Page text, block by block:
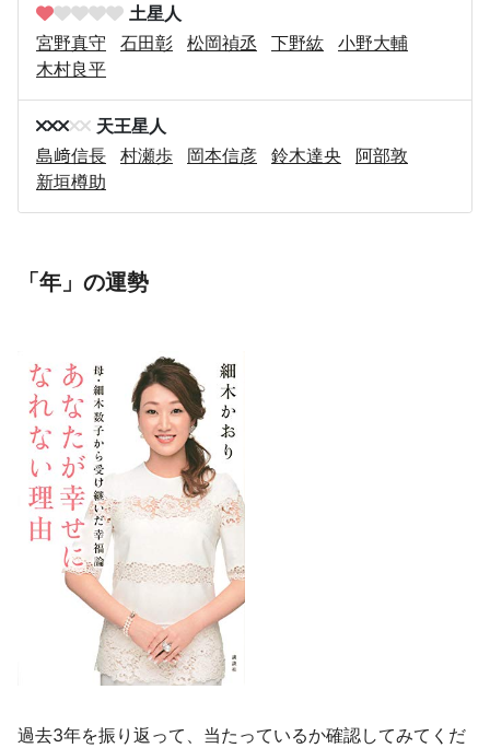
土星人
宮野真守
石田彰 松岡禎丞 下野紘
小野大輔
木村良平
天王星人
島﨑信長
村瀬歩 岡本信彦 鈴木達央
阿部敦
新垣樽助
「年」の運勢
過去3年を振り返って、当たっているか確認してみてくだ